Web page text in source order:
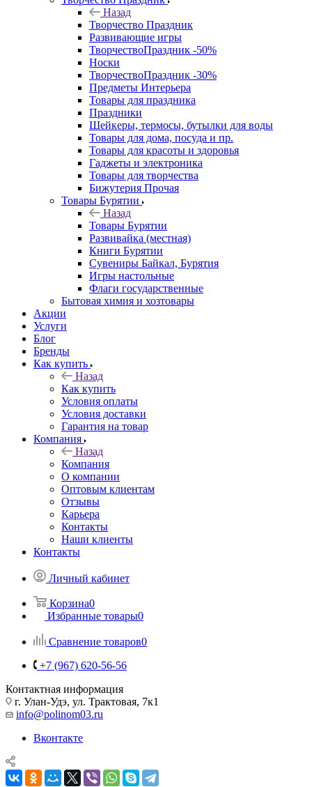
Назад
Творчество Праздник
Развивающие игры
ТворчествоПраздник -50%
Носки
ТворчествоПраздник -30%
Предметы Интерьера
Товары для праздника
Праздники
Шейкеры, термосы, бутылки для воды
Товары для дома, посуда и пр.
Товары для красоты и здоровья
Гаджеты и электроника
Товары для творчества
Бижутерия Прочая
Товары Бурятии
Назад
Товары Бурятии
Развивайка (местная)
Книги Бурятии
Сувениры Байкал, Бурятия
Игры настольные
Флаги государственные
Бытовая химия и хозтовары
Акции
Услуги
Блог
Бренды
Как купить
Назад
Как купить
Условия оплаты
Условия доставки
Гарантия на товар
Компания
Назад
Компания
О компании
Оптовым клиентам
Отзывы
Карьера
Контакты
Наши клиенты
Контакты
Личный кабинет
Корзина0
Избранные товары0
Сравнение товаров0
+7 (967) 620-56-56
Контактная информация
г. Улан-Удэ, ул. Трактовая, 7к1
info@polinom03.ru
Вконтакте